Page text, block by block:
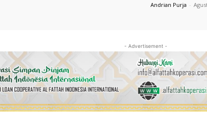
Andrian Purja -
- Advertisement -